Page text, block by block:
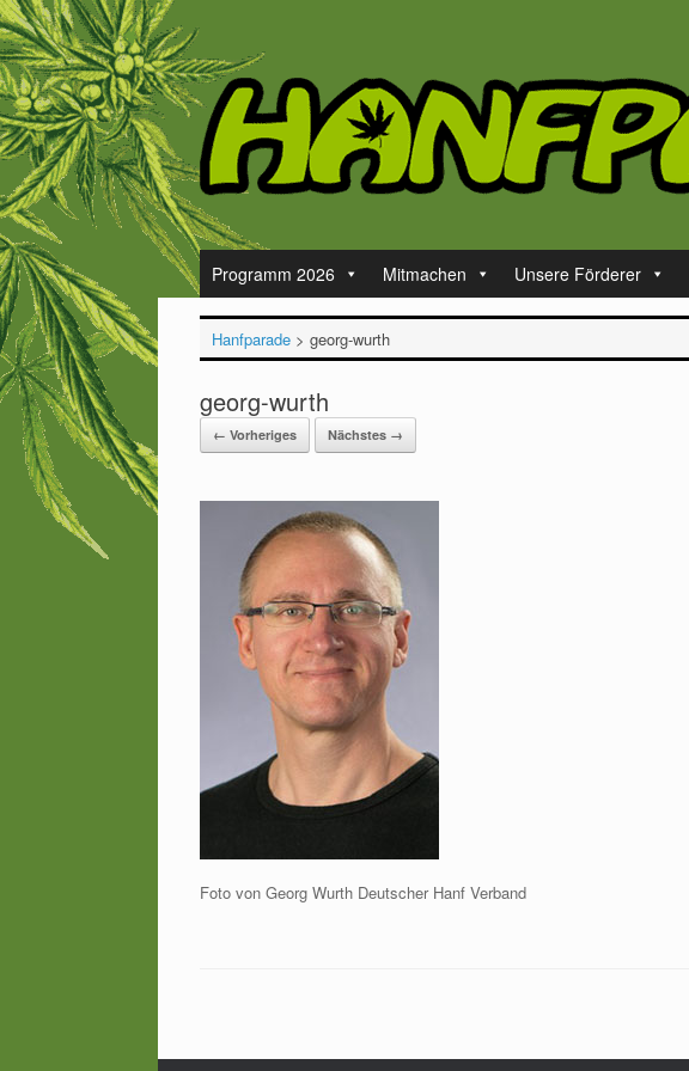
Zum
Inhalt
springen
Programm 2026 Mitmachen Unsere Förderer
Hanfparade> georg-wurth
georg-wurth
← Vorheriges Nächstes →
Foto von Georg Wurth Deutscher Hanf Verband